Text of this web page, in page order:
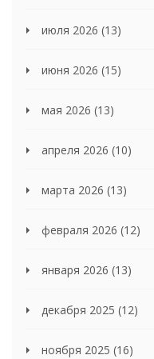
июля 2026 (13)
июня 2026 (15)
мая 2026 (13)
апреля 2026 (10)
марта 2026 (13)
февраля 2026 (12)
января 2026 (13)
декабря 2025 (12)
ноября 2025 (16)